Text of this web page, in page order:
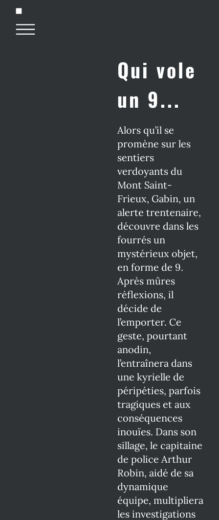
Qui vole
un 9...
Alors qu’il se
promène sur les
sentiers
verdoyants du
Mont Saint-
Frieux, Gabin, un
alerte trentenaire,
découvre dans les
fourrés un
mystérieux objet,
en forme de 9.
Après mûres
réflexions, il
décide de
l’emporter. Ce
geste, pourtant
anodin,
l’entraînera dans
une kyrielle de
péripéties, parfois
tragiques et aux
conséquences
inouïes. Dans son
sillage, le capitaine
de police Arthur
Robin, aidé de sa
dynamique
équipe, multipliera
les investigations